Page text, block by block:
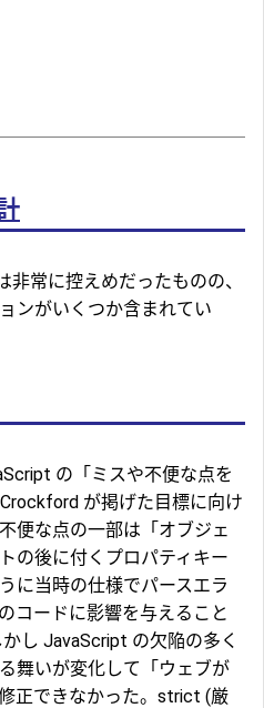
非常に控えめだったものの、
ンがいくつか含まれてい
の「ミスや不便な点を
が掲げた目標に向け
便な点の一部は「オブジェ
の後に付くプロパティキー
に当時の仕様でパースエラ
コードに影響を与えること
し JavaScript の欠陥の多く
舞いが変化して「ウェブが
正できなかった。strict (厳